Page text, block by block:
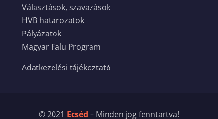
Választások, szavazások
HVB határozatok
Pályázatok
Magyar Falu Program
Adatkezelési tájékoztató
© 2021 Ecséd – Minden jog fenntartva!